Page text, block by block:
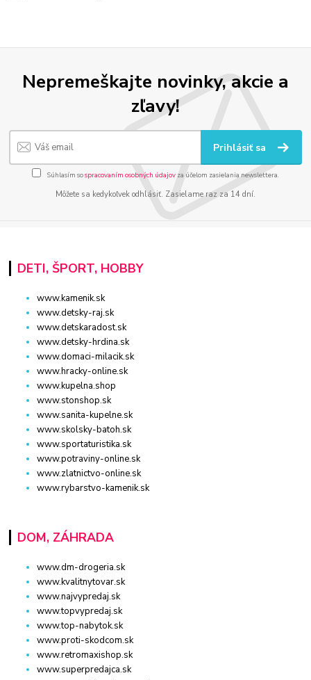
Nepremeškajte novinky, akcie a
zľavy!
Prihlásiť sa
Súhlasím sospracovaním osobných údajov za účelom zasielania newslettera.
Môžete sa kedykoľvek odhlásiť. Zasielame raz za 14 dní.
DETI, ŠPORT, HOBBY
www.kamenik.sk
www.detsky-raj.sk
www.detskaradost.sk
www.detsky-hrdina.sk
www.domaci-milacik.sk
www.hracky-online.sk
www.kupelna.shop
www.stonshop.sk
www.sanita-kupelne.sk
www.skolsky-batoh.sk
www.sportaturistika.sk
www.potraviny-online.sk
www.zlatnictvo-online.sk
www.rybarstvo-kamenik.sk
DOM, ZÁHRADA
www.dm-drogeria.sk
www.kvalitnytovar.sk
www.najvypredaj.sk
www.topvypredaj.sk
www.top-nabytok.sk
www.proti-skodcom.sk
www.retromaxishop.sk
www.superpredajca.sk